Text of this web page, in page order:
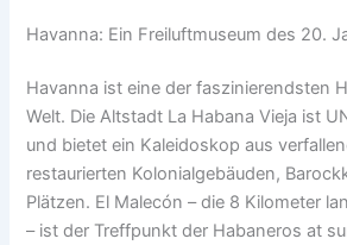
Havanna: Ein Freiluftmuseum des 20.
Havanna ist eine der faszinierendsten
Welt. Die Altstadt La Habana Vieja ist
und bietet ein Kaleidoskop aus
restaurierten Kolonialgebäuden,
Plätzen. El Malecón – die 8 Kilometer
– ist der Treffpunkt der Habaneros at